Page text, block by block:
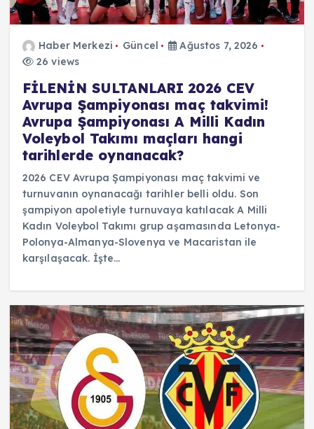
Haber Merkezi Güncel
Ağustos 7, 2026
26 views
FİLENİN SULTANLARI 2026 CEV
Avrupa Şampiyonası maç takvimi!
Avrupa Şampiyonası A Milli Kadın
Voleybol Takımı maçları hangi
tarihlerde oynanacak?
2026 CEV Avrupa Şampiyonası maç takvimi ve
turnuvanın oynanacağı tarihler belli oldu. Son
şampiyon apoletiyle turnuvaya katılacak A Milli
Kadın Voleybol Takımı grup aşamasında Letonya-
Polonya-Almanya-Slovenya ve Macaristan ile
karşılaşacak. İşte…